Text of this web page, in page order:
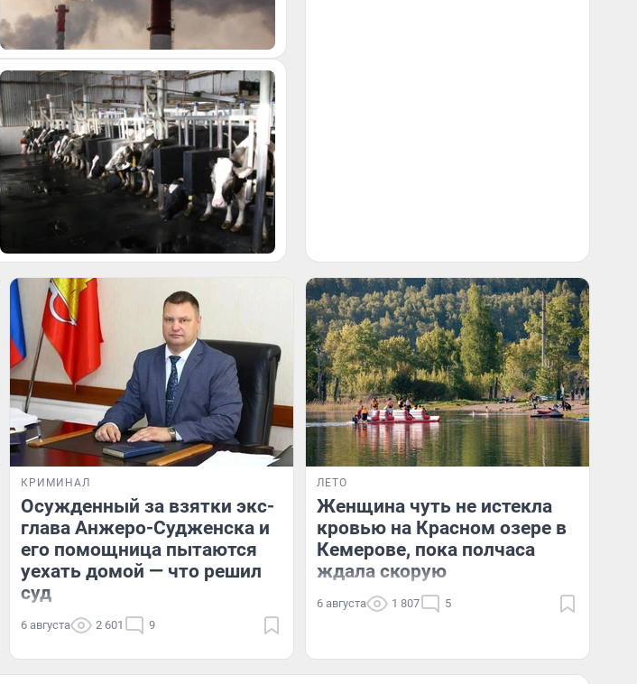
КРИМИНАЛ
Осужденный за взятки экс-
глава Анжеро-Судженска и
его помощница пытаются
уехать домой — что решил
суд
6 августа 2 601 9
ЛЕТО
Женщина чуть не истекла
кровью на Красном озере в
Кемерове, пока полчаса
ждала скорую
6 августа 1 807 5